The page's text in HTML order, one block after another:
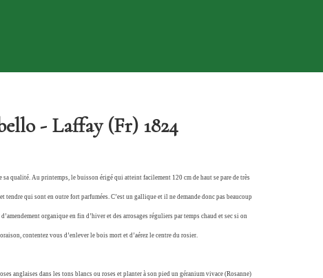
- Laffay (Fr) 1824
sa qualité. Au printemps, le buisson érigé qui atteint facilement 120 cm de haut se pare de très
tendre qui sont en outre fort parfumées. C’est un gallique et il ne demande donc pas beaucoup
organique en fin d’hiver et des arrosages réguliers par temps chaud et sec si on
contentez vous d’enlever le bois mort et d’aérez le centre du rosier.
anglaises dans les tons blancs ou roses et planter à son pied un géranium vivace (Rosanne)